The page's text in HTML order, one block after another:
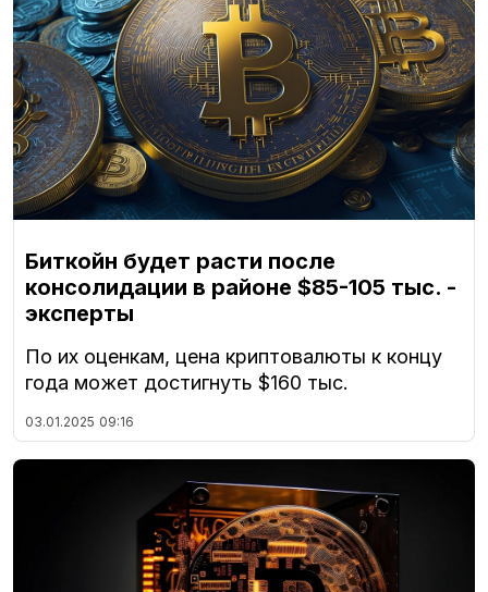
Биткойн будет расти после
консолидации в районе $85-105 тыс. -
эксперты
По их оценкам, цена криптовалюты к концу
года может достигнуть $160 тыс.
03.01.2025 09:16